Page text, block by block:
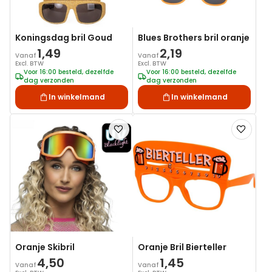
Koningsdag bril Goud
Vanaf 1,49
Excl. BTW
Voor 16:00 besteld, dezelfde
dag verzonden
In winkelmand
Blues Brothers bril oranje
Vanaf 2,19
Excl. BTW
Voor 16:00 besteld, dezelfde
dag verzonden
In winkelmand
Voeg
toe
aan
verlanglijst
Oranje Skibril
Vanaf 4,50
Voeg
toe
Oranje Bril Bierteller
Vanaf 1,45